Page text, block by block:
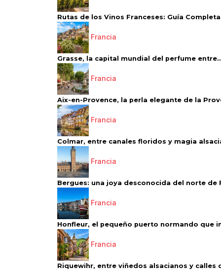
Rutas de los Vinos Franceses: Guía
Francia
Grasse, la capital mundial del perfume
Francia
Aix-en-Provence, la perla elegante de la
Francia
Colmar, entre canales floridos y magia
Francia
Bergues: una joya desconocida del norte de
Francia
Honfleur, el pequeño puerto normando que
Francia
Riquewihr, entre viñedos alsacianos y calles